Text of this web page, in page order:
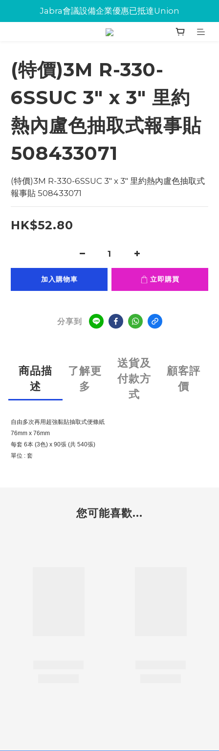
Jabra會議設備企業優惠已抵達Union
Jabra會議設備企業優惠已抵達Union
環保碳粉歡迎大量下單
(特價)3M R-330-
6SSUC 3" x 3" 里約
熱內盧色抽取式報事貼
508433071
(特價)3M R-330-6SSUC 3" x 3" 里約熱內盧色抽取式
報事貼 508433071
HK$52.80
加入購物車 立即購買
分享到
商品描
述
了解更
多
送貨及
付款方
式
顧客評
價
自由多次再用超強黏貼抽取式便條紙
76mm x 76mm
每套 6本 (3色) x 90張 (共 540張)
單位 : 套
您可能喜歡...